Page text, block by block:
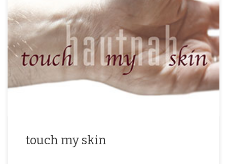
hautnah 12. Mai – 5. Juni 2016
touch my skin